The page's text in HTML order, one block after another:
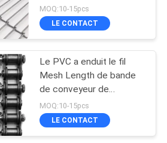
de 0.5mm-6.0mm pour
industriel
MOQ:10-15pcs
LE CONTACT
Le PVC a enduit le fil
Mesh Length de bande
de conveyeur de
mouvement 1m
MOQ:10-15pcs
LE CONTACT